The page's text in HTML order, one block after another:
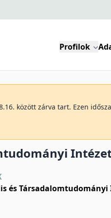
Profilok
között zárva tart. Ezen
és